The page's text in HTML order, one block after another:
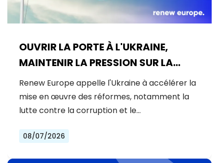
OUVRIR LA PORTE À L'UKRAINE,
MAINTENIR LA PRESSION SUR LA
RUSSIE
Renew Europe appelle l'Ukraine à accélérer la
mise en œuvre des réformes, notamment la
lutte contre la corruption et le…
08/07/2026